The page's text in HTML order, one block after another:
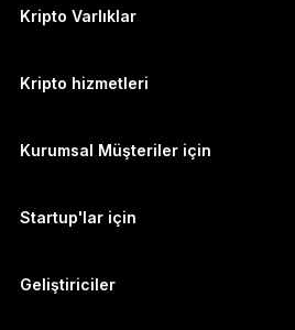
العربية
Donanım Cüzdan
Ledger Stax
Ledger Nano Classics
Paket Teklifler
Tüm ürünler
Kripto Varlıklar
Ethereum cüzdanı
Cardano cüzdanı
Monero cüzdanı
Tüm varlıkları görün
Kripto hizmetleri
Kripto satın alın
Kripto takas edin
Kurumsal Müşteriler için
Startup'lar için
Geliştiriciler